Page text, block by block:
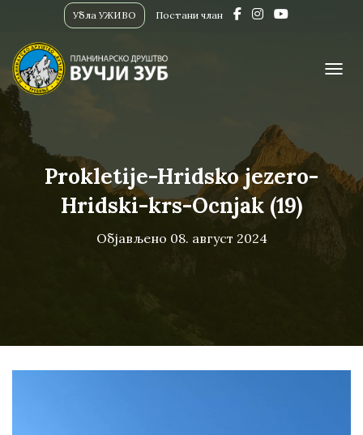
Убла УЖИВО Постани члан
Prokletije-Hridsko jezero-
Hridski-krs-Ocnjak (19)
Објављено 08. август 2024